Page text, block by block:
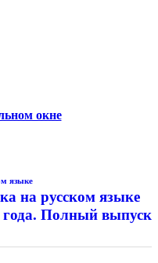
окне
языке
на русском языке
года. Полный выпуск